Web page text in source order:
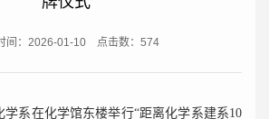
间：2026-01-10点击数： 574
学系在化学馆东楼举行“距离化学系建系10